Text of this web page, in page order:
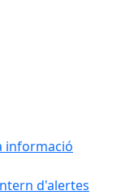
informació
d'alertes